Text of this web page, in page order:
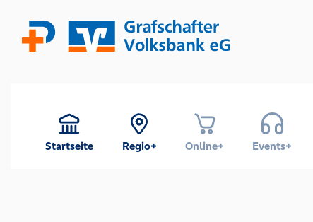
Startseite Regio+ Online+ Events+